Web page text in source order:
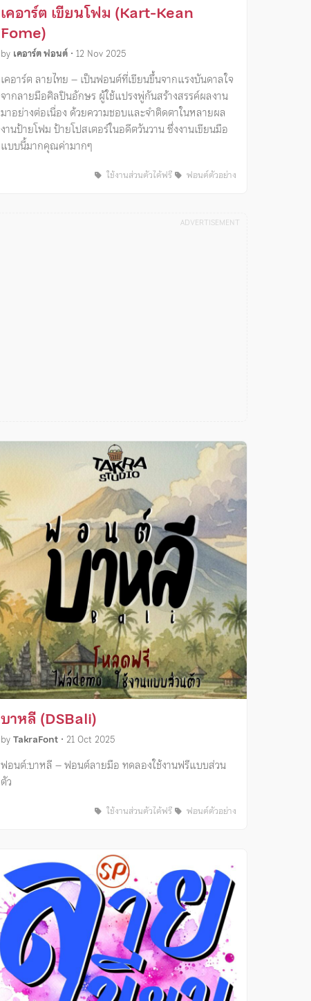
เคอาร์ต เขียนโฟม (Kart-Kean
Fome)
by เคอาร์ต ฟอนต์• 12 Nov 2025
เคอาร์ต ลายไทย – เป็นฟอนต์ที่เขียนขึ้นจากแรงบันดาลใจ
จากลายมือศิลปินอักษร ผู้ใช้แปรงพู่กันสร้างสรรค์ผลงาน
มาอย่างต่อเนื่อง ด้วยความชอบและจำติดตาในหลายผล
งานป้ายโฟม ป้ายโปสเตอร์ในอดีตวันวาน ซึ่งงานเขียนมือ
แบบนี้มากคุณค่ามากๆ
ใช้งานส่วนตัวได้ฟรี ฟอนต์ตัวอย่าง
บาหลี (DSBali)
byTakraFont• 21 Oct 2025
ฟอนต์:บาหลี – ฟอนต์ลายมือ ทดลองใช้งานฟรีแบบส่วน
ตัว
ใช้งานส่วนตัวได้ฟรี ฟอนต์ตัวอย่าง